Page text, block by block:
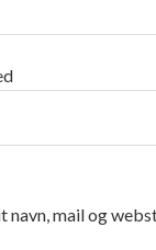
navn, mail og